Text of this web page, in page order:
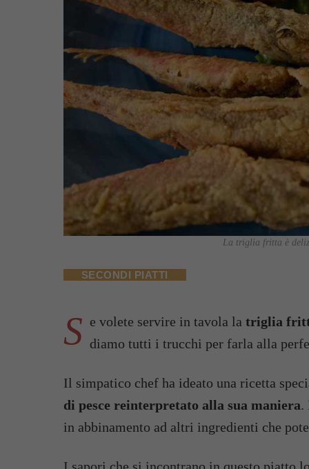
La triglia fritta è
SECONDI PIATTI
S e volete servire in tavola la triglia
diamo tutti i trucchi per farla alla
Il simpatico chef ha ideato una ricetta
di pesce reinterpretato alla sua maniera.
in abbinamento ad altri ingredienti che